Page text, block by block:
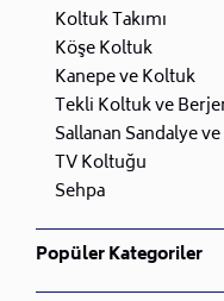
Koltuk Takımı
Köşe Koltuk
Kanepe ve Koltuk
Tekli Koltuk ve
Sallanan Sandalye
TV Koltuğu
Sehpa
Popüler Kategoriler